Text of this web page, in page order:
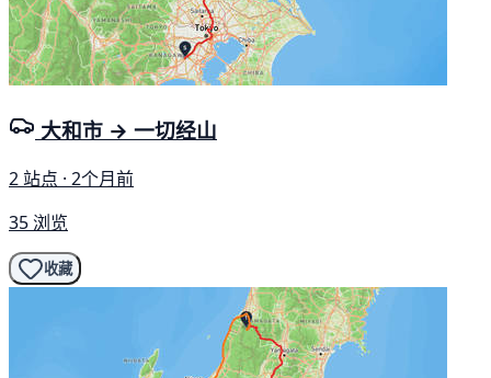
大和市 → 一切经山
2 站点 · 2个月前
35 浏览
收藏